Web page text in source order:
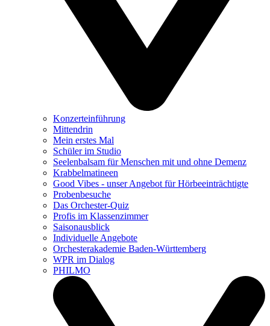
Konzerteinführung
Mittendrin
Mein erstes Mal
Schüler im Studio
Seelenbalsam für Menschen mit und ohne Demenz
Krabbelmatineen
Good Vibes - unser Angebot für Hörbeeinträchtigte
Probenbesuche
Das Orchester-Quiz
Profis im Klassenzimmer
Saisonausblick
Individuelle Angebote
Orchesterakademie Baden-Württemberg
WPR im Dialog
PHILMO